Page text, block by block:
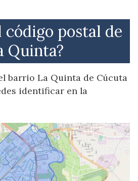
código postal de
Quinta?
barrio La Quinta de Cúcuta
identificar en la